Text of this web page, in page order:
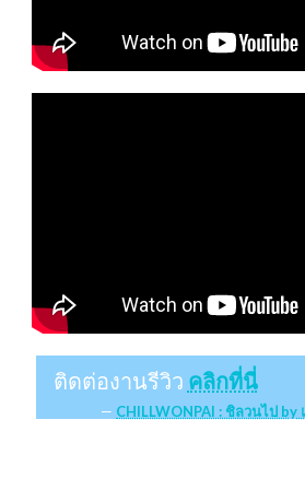
ติดต่องานรีวิว คลิกที่นี่
CHILLWONPAI : ชิลวนไป